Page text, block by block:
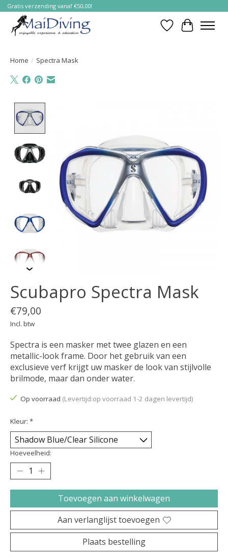
Gratis verzending vanaf €50,00!
Verlanglijst
Home / Spectra Mask
Scubapro Spectra Mask
€79,00
Incl. btw
Spectra is een masker met twee glazen en een
metallic-look frame. Door het gebruik van een
exclusieve verf krijgt uw masker de look van stijlvolle
brilmode, maar dan onder water.
Op voorraad (Levertijd:op voorraad 1-2 dagen levertijd)
Kleur: *
Hoeveelheid:
Toevoegen aan winkelwagen
Aan verlanglijst toevoegen
Plaats bestelling